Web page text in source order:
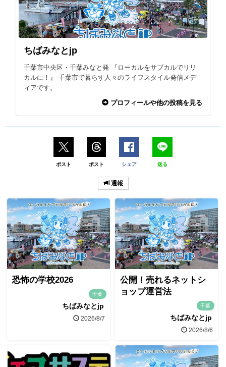
ちばみなとjp
千葉市中央区・千葉みなと発 『ローカルをサブカルでリリ
カルに！』 千葉市で暮らす人々のライフスタイル発信メデ
ィアです。
プロフィールや他の投稿を見る
ポスト ポスト シェア 送る
通報
恐怖の学校2026
千葉
ちばみなとjp
2026/8/7
公開！売れるネットシ
ョップ運営法
千葉
ちばみなとjp
2026/8/6